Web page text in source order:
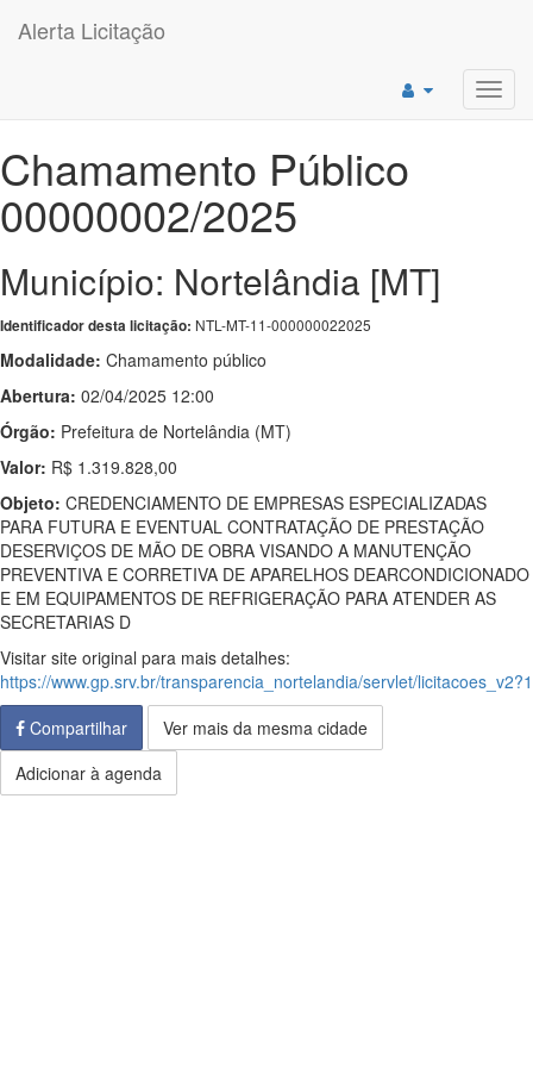
Alerta Licitação
Chamamento Público
00000002/2025
Município: Nortelândia [MT]
Identificador desta licitação: NTL-MT-11-000000022025
Modalidade: Chamamento público
Abertura: 02/04/2025 12:00
Órgão: Prefeitura de Nortelândia (MT)
Valor: R$ 1.319.828,00
Objeto: CREDENCIAMENTO DE EMPRESAS ESPECIALIZADAS
PARA FUTURA E EVENTUAL CONTRATAÇÃO DE PRESTAÇÃO
DESERVIÇOS DE MÃO DE OBRA VISANDO A MANUTENÇÃO
PREVENTIVA E CORRETIVA DE APARELHOS DEARCONDICIONADO
E EM EQUIPAMENTOS DE REFRIGERAÇÃO PARA ATENDER AS
SECRETARIAS D
Visitar site original para mais detalhes:
https://www.gp.srv.br/transparencia_nortelandia/servlet/licitacoes_v2?1
Compartilhar
Ver mais da mesma cidade
Adicionar à agenda